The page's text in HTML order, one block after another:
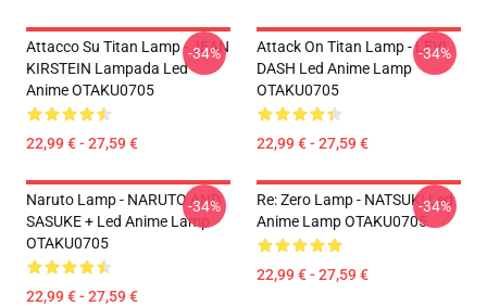
Attacco Su Titan Lamp - JEAN
KIRSTEIN Lampada Led
Anime OTAKU0705
22,99 € - 27,59 €
-34%
Attack On Titan Lamp - LEVI
DASH Led Anime Lamp
OTAKU0705
22,99 € - 27,59 €
-34%
Naruto Lamp - NARUTO AND
SASUKE + Led Anime Lamp
OTAKU0705
22,99 € - 27,59 €
-34%
Re: Zero Lamp - NATSUKI Led
Anime Lamp OTAKU0705
22,99 € - 27,59 €
-34%